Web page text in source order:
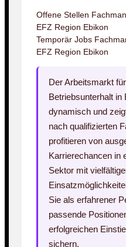
Offene Stellen
EFZ Region Ebikon
Temporär Jobs
EFZ Region Ebikon
Der Arbeitsmarkt
Betriebsunterhalt
dynamisch und
nach qualifizierten
profitieren von
Karrierechancen in
Sektor mit
Sie als erfahrener
passende
erfolgreichen
sichern.